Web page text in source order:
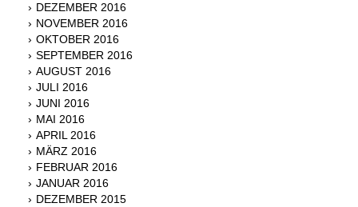
DEZEMBER 2016
NOVEMBER 2016
OKTOBER 2016
SEPTEMBER 2016
AUGUST 2016
JULI 2016
JUNI 2016
MAI 2016
APRIL 2016
MÄRZ 2016
FEBRUAR 2016
JANUAR 2016
DEZEMBER 2015